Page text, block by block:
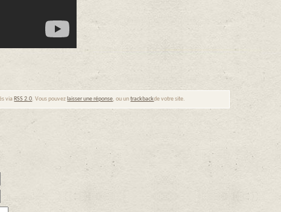
viaRSS 2.0. Vous pouvezlaisser une réponse, ou untrackbackde votre site.